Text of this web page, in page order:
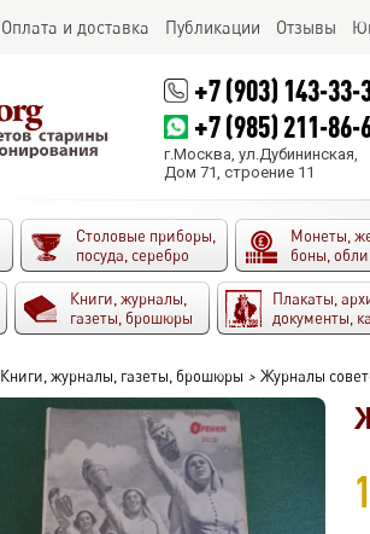
Оплата и доставка Публикации Отзывы
+7 (903) 143-33-
+7 (985) 211-86-
г.Москва, ул.Дубининская,
Дом 71, строение 11
Столовые приборы,
посуда, серебро
Монеты,
боны,
Книги, журналы,
газеты, брошюры
Плакаты,
документы,
Книги, журналы, газеты, брошюры > Журналы